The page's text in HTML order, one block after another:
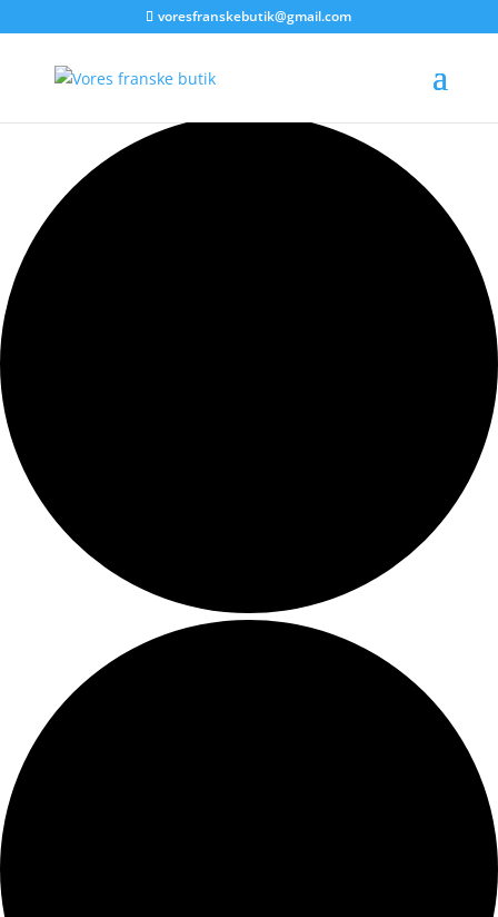
voresfranskebutik@gmail.com